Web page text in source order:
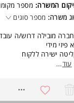
המשרה: מספר
משרה: מספר סוגים
מובילה דרוש/ה
פיזי מידי
ישירה ללקוח
כמועדפת!
לא חובה ניסיון
ניסיון מיצור יתרון!!
עוד...